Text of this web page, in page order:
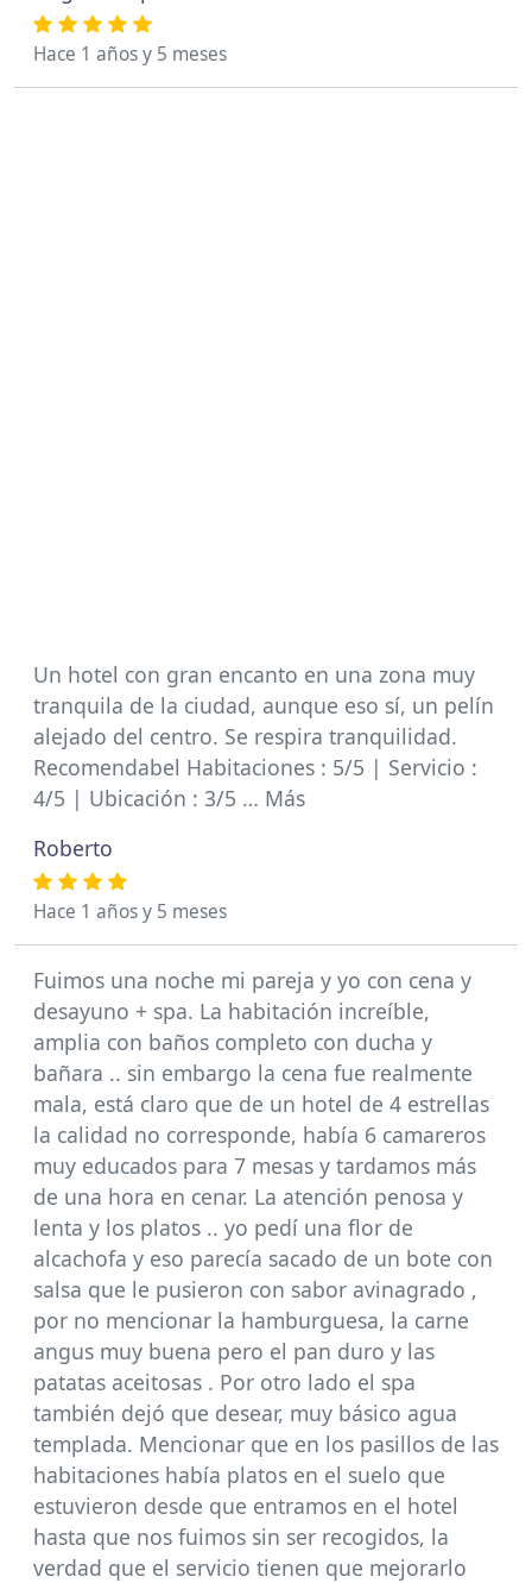
Hace 1 años y 5 meses
Un hotel con gran encanto en una zona muy
tranquila de la ciudad, aunque eso sí, un pelín
alejado del centro. Se respira tranquilidad.
Recomendabel Habitaciones : 5/5 | Servicio :
4/5 | Ubicación : 3/5 … Más
Roberto
Hace 1 años y 5 meses
Fuimos una noche mi pareja y yo con cena y
desayuno + spa. La habitación increíble,
amplia con baños completo con ducha y
bañara .. sin embargo la cena fue realmente
mala, está claro que de un hotel de 4 estrellas
la calidad no corresponde, había 6 camareros
muy educados para 7 mesas y tardamos más
de una hora en cenar. La atención penosa y
lenta y los platos .. yo pedí una flor de
alcachofa y eso parecía sacado de un bote con
salsa que le pusieron con sabor avinagrado ,
por no mencionar la hamburguesa, la carne
angus muy buena pero el pan duro y las
patatas aceitosas . Por otro lado el spa
también dejó que desear, muy básico agua
templada. Mencionar que en los pasillos de las
habitaciones había platos en el suelo que
estuvieron desde que entramos en el hotel
hasta que nos fuimos sin ser recogidos, la
verdad que el servicio tienen que mejorarlo